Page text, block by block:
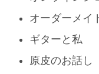
オーダーメイ
ギターと私
原皮のお話し